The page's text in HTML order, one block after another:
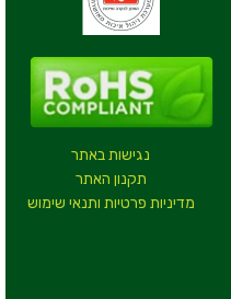
נגישות באתר
תקנון האתר
מדיניות פרטיות ותנאי שימוש